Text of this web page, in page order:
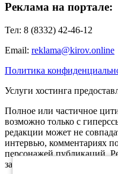
Реклама на портале:
Тел: 8 (8332) 42-46-12
Email: reklama@kirov.online
Политика
Услуги хостинга
Полное или частичное
возможно только с
редакции может не
интервью, комментариях
персонажей публикаций.
за текст комментариев